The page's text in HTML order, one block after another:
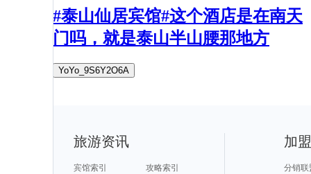
#泰山仙居宾馆#这个酒店是在南天
门吗，就是泰山半山腰那地方
YoYo_9S6Y2O6A
旅游资讯
宾馆索引
攻略索引
加
分销联